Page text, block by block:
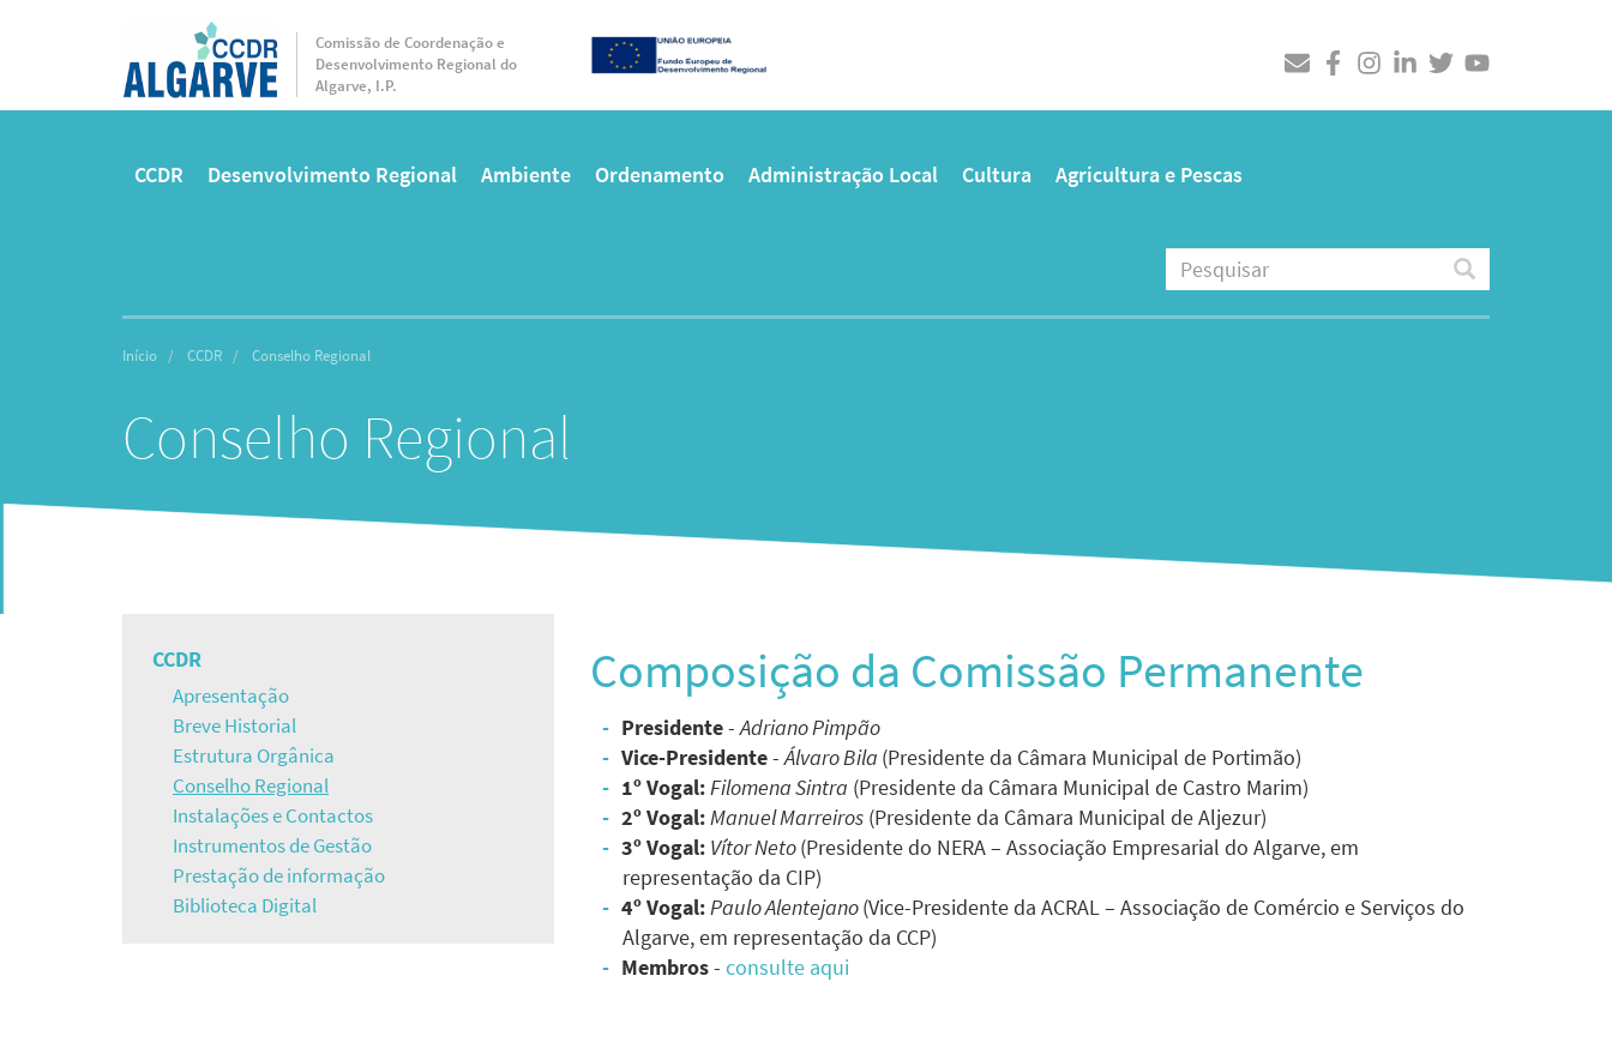
conteúdo
Comissão de Coordenação e
Desenvolvimento Regional do
Algarve, I.P.
CCDR Desenvolvimento Regional Ambiente Ordenamento Administração Local Cultura Agricultura e Pescas
Pesquisar Pesquisar
Início CCDR Conselho Regional
Conselho Regional
Navegação
principal
CCDR
Apresentação
Breve Historial
Estrutura Orgânica
Conselho Regional
Instalações e Contactos
Instrumentos de Gestão
Prestação de informação
Biblioteca Digital
Composição da Comissão Permanente
Presidente-Adriano Pimpão
Vice-Presidente-Álvaro Bila (Presidente da Câmara Municipal de Portimão)
1º Vogal: Filomena Sintra (Presidente da Câmara Municipal de Castro Marim)
2º Vogal: Manuel Marreiros(Presidente da Câmara Municipal de Aljezur)
3º Vogal: Vítor Neto(Presidente do NERA – Associação Empresarial do Algarve, em
representação da CIP)
4º Vogal: Paulo Alentejano(Vice-Presidente da ACRAL – Associação de Comércio e Serviços do
Algarve, em representação da CCP)
Membros- consulte aqui